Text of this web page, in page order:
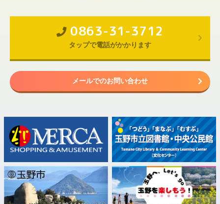
0863-31-3712
タップで電話がかかります
メールでのお問い合わせ